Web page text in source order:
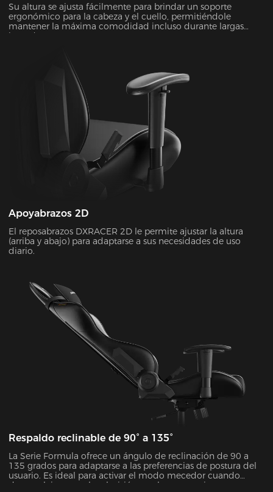
Su altura se ajusta fácilmente para brindar un soporte
ergonómico para la cabeza y el cuello, permitiéndole
mantener la máxima comodidad incluso durante largas
jornadas.
Apoyabrazos 2D
El reposabrazos DXRACER 2D le permite ajustar la altura
(arriba y abajo) para adaptarse a sus necesidades de uso
diario.
Respaldo reclinable de 90° a 135°
La Serie Formula ofrece un ángulo de reclinación de 90 a
135 grados para adaptarse a las preferencias de postura del
usuario. Es ideal para activar el modo mecedor cuando
desee relajarse, ver la televisión o echarse una siesta.